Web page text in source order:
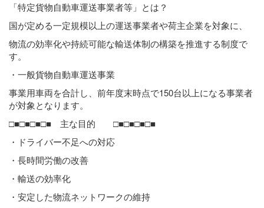
「特定貨物自動車運送事業者等」とは？
国が定める一定規模以上の運送事業者や荷主企業を対象に、
物流の効率化や持続可能な輸送体制の構築を推進する制度で
す。
・一般貨物自動車運送事業
事業用車両を合計し、前年度末時点で150台以上になる事業者
が対象となります。
□■□■□■□■ 主な目的 □■□■□■□■
・ドライバー不足への対応
・長時間労働の改善
・輸送の効率化
・安定した物流ネットワークの維持